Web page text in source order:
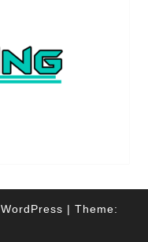
WordPress | Theme: